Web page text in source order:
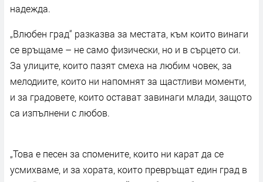
надежда.
„Влюбен град“ разказва за местата, към които винаги
се връщаме – не само физически, но и в сърцето си.
За улиците, които пазят смеха на любим човек, за
мелодиите, които ни напомнят за щастливи моменти,
и за градовете, които остават завинаги млади, защото
са изпълнени с любов.
„Това е песен за спомените, които ни карат да се
усмихваме, и за хората, които превръщат един град в